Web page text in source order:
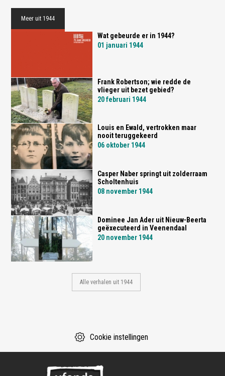
Meer uit 1944
Wat gebeurde er in 1944?
01 januari 1944
Frank Robertson; wie redde de
vlieger uit bezet gebied?
20 februari 1944
Louis en Ewald, vertrokken maar
nooit teruggekeerd
06 oktober 1944
Casper Naber springt uit zolderraam
Scholtenhuis
08 november 1944
Dominee Jan Ader uit Nieuw-Beerta
geëxecuteerd in Veenendaal
20 november 1944
Alle verhalen uit 1944
Cookie instellingen